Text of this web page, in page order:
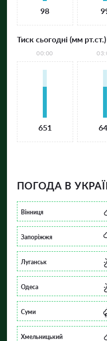
98
Тиск сьогодні (мм рт.ст.)
00:00
651
ПОГОДА В
Вінниця
Запоріжжя
Луганськ
Одеса
Суми
Хмельницький